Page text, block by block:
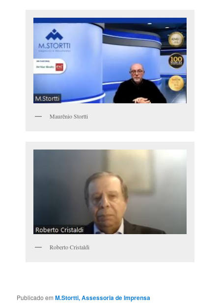
Maurênio Stortti
Roberto Cristaldi
Publicado em M.Stortti, Assessoria de Imprensa